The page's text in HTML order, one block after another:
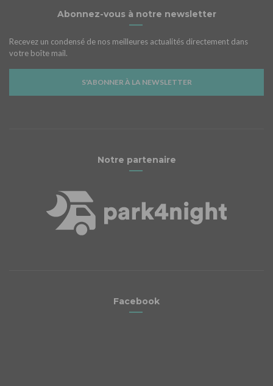
Abonnez-vous à notre newsletter
Recevez un condensé de nos meilleures actualités directement dans
votre boîte mail.
S'ABONNER À LA NEWSLETTER
Notre partenaire
Facebook